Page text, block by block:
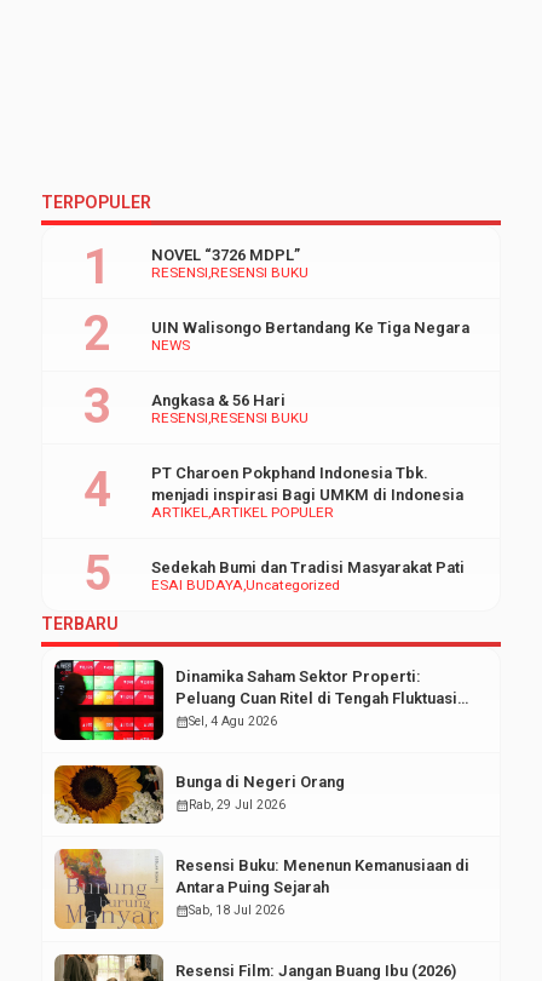
TERPOPULER
RESENSI RESENSI BUKU
NOVEL “3726 MDPL”
NEWS
UIN Walisongo Bertandang Ke Tiga Negara
RESENSI RESENSI BUKU
Angkasa & 56 Hari
ARTIKELARTIKEL POPULER
PT Charoen Pokphand Indonesia Tbk.
menjadi inspirasi Bagi UMKM di Indonesia
ESAI BUDAYAUncategorized
Sedekah Bumi dan Tradisi Masyarakat Pati
TERBARU
Dinamika Saham Sektor Properti:
Peluang Cuan Ritel di Tengah Fluktuasi
Pasar Modal
calendar_monthSel, 4 Agu 2026
Bunga di Negeri Orang
calendar_monthRab, 29 Jul 2026
Resensi Buku: Menenun Kemanusiaan di
Antara Puing Sejarah
calendar_monthSab, 18 Jul 2026
Resensi Film: Jangan Buang Ibu (2026)